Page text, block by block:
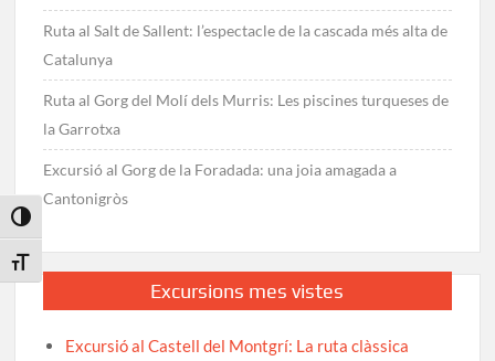
Toggle High Contrast
Toggle Font size
Ruta al Salt de Sallent: l’espectacle de la cascada més alta de
Catalunya
Ruta al Gorg del Molí dels Murris: Les piscines turqueses de
la Garrotxa
Excursió al Gorg de la Foradada: una joia amagada a
Cantonigròs
Excursions mes vistes
Excursió al Castell del Montgrí: La ruta clàssica